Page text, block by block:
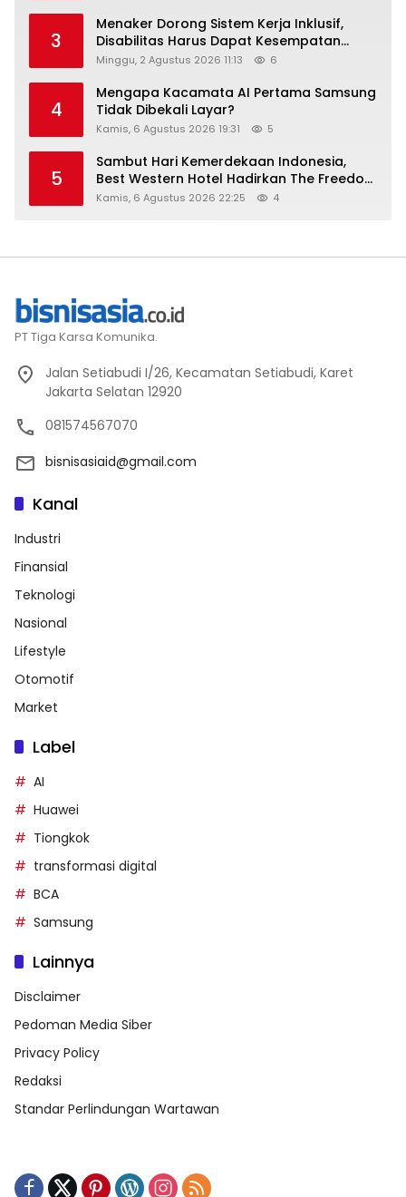
3
Menaker Dorong Sistem Kerja Inklusif,
Disabilitas Harus Dapat Kesempatan
Setara
Minggu, 2 Agustus 2026 11:13 6
4
Mengapa Kacamata AI Pertama Samsung
Tidak Dibekali Layar?
Kamis, 6 Agustus 2026 19:31 5
5
Sambut Hari Kemerdekaan Indonesia,
Best Western Hotel Hadirkan The Freedom
Stay Diskon Hingga 45%
Kamis, 6 Agustus 2026 22:25 4
PT Tiga Karsa Komunika.
Jalan Setiabudi I/26, Kecamatan Setiabudi, Karet
Jakarta Selatan 12920
081574567070
bisnisasiaid@gmail.com
Kanal
Industri
Finansial
Teknologi
Nasional
Lifestyle
Otomotif
Market
Label
AI
Huawei
Tiongkok
transformasi digital
BCA
Samsung
Lainnya
Disclaimer
Pedoman Media Siber
Privacy Policy
Redaksi
Standar Perlindungan Wartawan